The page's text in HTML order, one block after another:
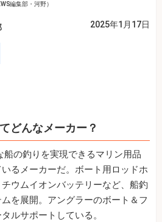
編集部・河野）
2025年1月17日
どんなメーカー？
船の釣りを実現できるマリン用品
るメーカーだ。ボート用ロッドホ
ウムイオンバッテリーなど、船釣
を展開。アングラーのボート＆フ
ルサポートしている。